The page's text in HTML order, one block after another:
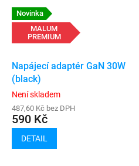
Novinka
MALUM
PREMIUM
Napájecí adaptér GaN 30W
(black)
Není skladem
487,60 Kč bez DPH
590 Kč
DETAIL